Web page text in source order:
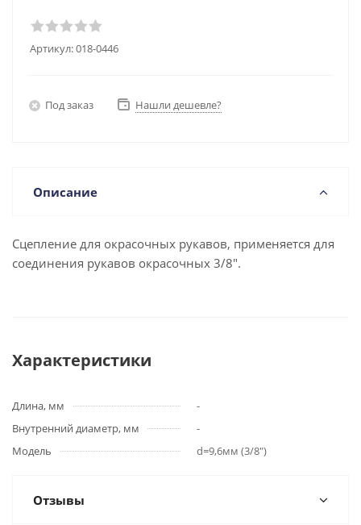
Артикул:018-0446
Под заказ Нашли дешевле?
Описание
Cцепление для окрасочных рукавов, применяется для
соединения рукавов окрасочных 3/8".
Характеристики
Длина, мм
-
Внутренний диаметр, мм
-
Модель
d=9,6мм (3/8")
Отзывы